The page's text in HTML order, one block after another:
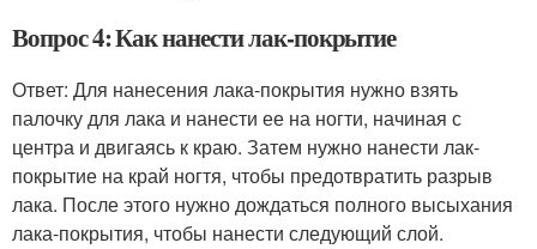
Вопрос 4: Как нанести лак-покрытие
Ответ: Для нанесения лака-покрытия нужно взять
палочку для лака и нанести ее на ногти, начиная с
центра и двигаясь к краю. Затем нужно нанести лак-
покрытие на край ногтя, чтобы предотвратить разрыв
лака. После этого нужно дождаться полного высыхания
лака-покрытия, чтобы нанести следующий слой.